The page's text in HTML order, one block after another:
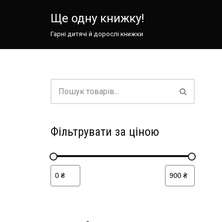
вмісту
Ще одну книжку!
Гарні дитячі й дорослі книжки
Фільтрувати за ціною